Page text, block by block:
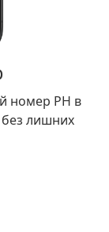
номер PH в
лишних